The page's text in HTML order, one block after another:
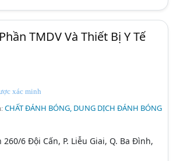
TMDV Và Thiết Bị Y Tế
xác minh
CHẤT ĐÁNH BÓNG, DUNG DỊCH ĐÁNH BÓNG
260/6 Đội Cấn, P. Liễu Giai, Q. Ba Đình,